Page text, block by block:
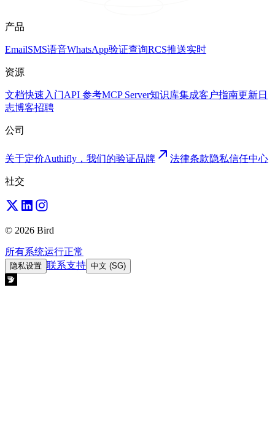
产品
EmailSMS语音WhatsApp验证查询RCS推送实时
资源
文档快速入门API 参考MCP Server知识库集成客户指南更新日
志博客招聘
公司
关于定价Authifly，我们的验证品牌 法律条款隐私信任中心
社交
© 2026 Bird
所有系统运行正常
隐私设置 联系支持 中文 (SG)